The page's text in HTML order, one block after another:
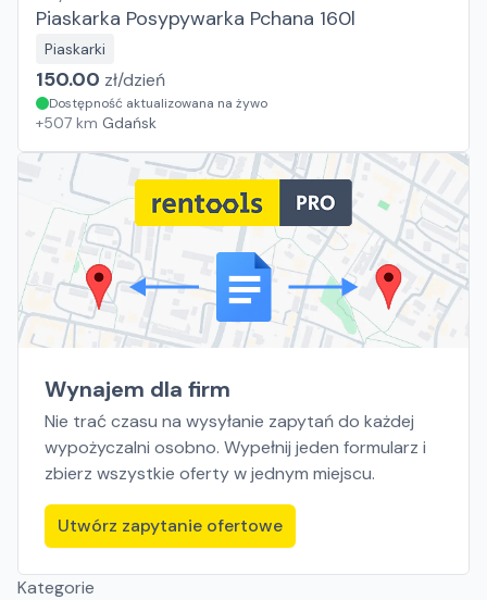
Piaskarka Posypywarka Pchana 160l
Piaskarki
150.00 zł/dzień
Dostępność aktualizowana na żywo
+507 km Gdańsk
Wynajem dla firm
Nie trać czasu na wysyłanie zapytań do każdej
wypożyczalni osobno. Wypełnij jeden formularz i
zbierz wszystkie oferty w jednym miejscu.
Utwórz zapytanie ofertowe
Kategorie